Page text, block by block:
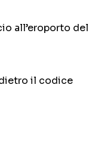
all’eroporto del